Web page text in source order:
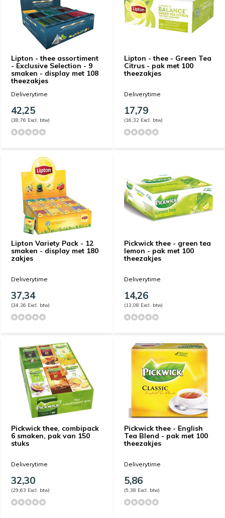
Lipton - thee assortiment
- Exclusive Selection - 9
smaken - display met 108
theezakjes
Deliverytime
42,25
(38,76 Excl. btw)
Lipton - thee - Green Tea
Citrus - pak met 100
theezakjes
Deliverytime
17,79
(16,32 Excl. btw)
Lipton Variety Pack - 12
smaken - display met 180
zakjes
Deliverytime
37,34
(34,26 Excl. btw)
Pickwick thee - green tea
lemon - pak met 100
theezakjes
Deliverytime
14,26
(13,08 Excl. btw)
Pickwick thee, combipack
6 smaken, pak van 150
stuks
Deliverytime
32,30
(29,63 Excl. btw)
Pickwick thee - English
Tea Blend - pak met 100
theezakjes
Deliverytime
5,86
(5,38 Excl. btw)